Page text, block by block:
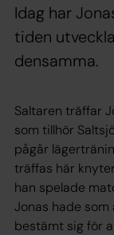
Idag har
tiden
densamma.
Saltaren träffar
som tillhör
pågår
träffas här
han spelade
Jonas hade
bestämt sig för